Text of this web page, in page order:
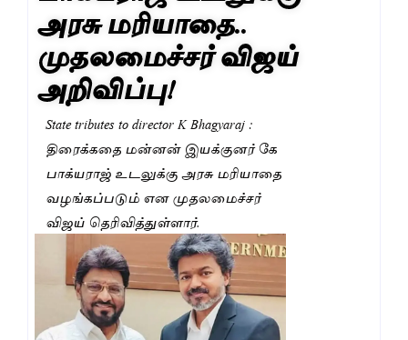
அரசு மரியாதை..
முதலமைச்சர் விஜய்
அறிவிப்பு!
State tributes to director K Bhagyaraj :
திரைக்கதை மன்னன் இயக்குனர் கே
பாக்யராஜ் உடலுக்கு அரசு மரியாதை
வழங்கப்படும் என முதலமைச்சர்
விஜய் தெரிவித்துள்ளார்.